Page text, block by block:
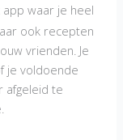
waar je heel
ook recepten
vrienden. Je
je voldoende
afgeleid te